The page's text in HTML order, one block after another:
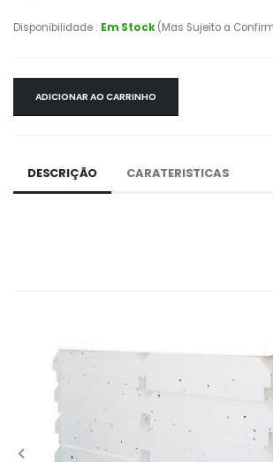
Disponibilidade : Em Stock(Mas Sujeito a
ADICIONAR AO CARRINHO
DESCRIÇÃO CARATERISTICAS